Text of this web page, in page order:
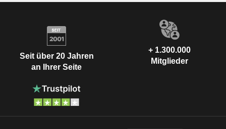
Seit über 20 Jahren
an Ihrer Seite
+ 1.300.000
Mitglieder